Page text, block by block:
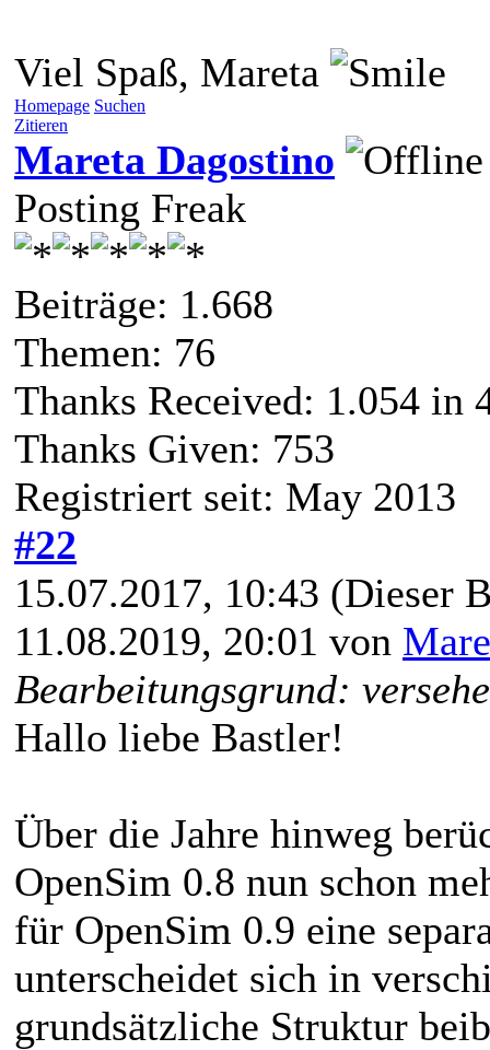
Viel Spaß, Mareta
Homepage Suchen
Zitieren
Mareta Dagostino
Posting Freak
Beiträge: 1.668
Themen: 76
Thanks Received: 1.054 in
Thanks Given: 753
Registriert seit: May 2013
#22
15.07.2017, 10:43 (Dieser
11.08.2019, 20:01 von
Bearbeitungsgrund:
Hallo liebe Bastler!
Über die Jahre hinweg
OpenSim 0.8 nun schon
für OpenSim 0.9 eine
unterscheidet sich in
grundsätzliche Struktur